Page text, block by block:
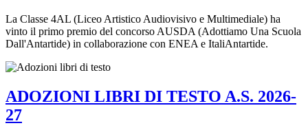
La Classe 4AL (Liceo Artistico Audiovisivo e Multimediale) ha
vinto il primo premio del concorso AUSDA (Adottiamo Una Scuola
Dall'Antartide) in collaborazione con ENEA e ItaliAntartide.
ADOZIONI LIBRI DI TESTO A.S. 2026-
27